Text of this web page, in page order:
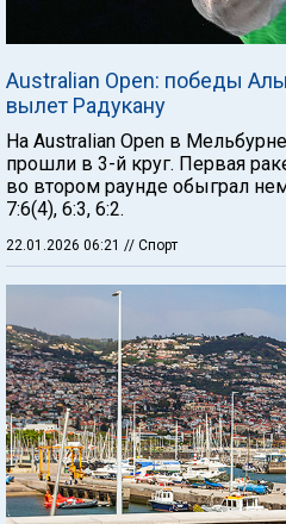
Australian Open: победы
вылет Радукану
На Australian Open в
прошли в 3-й круг. Первая
во втором раунде обыграл
7:6(4), 6:3, 6:2.
22.01.2026 06:21 // Спорт